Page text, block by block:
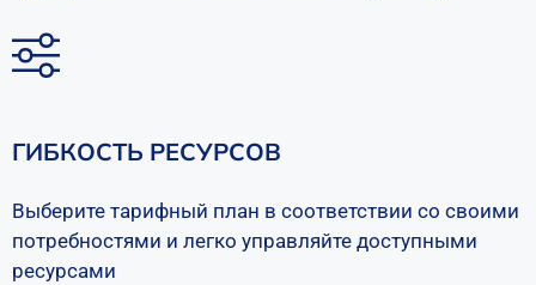
ГИБКОСТЬ РЕСУРСОВ
Выберите тарифный план в соответствии со своими
потребностями и легко управляйте доступными
ресурсами